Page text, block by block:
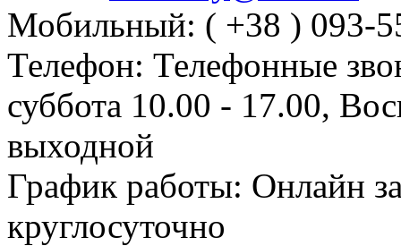
Мобильный: ( +38 ) 093-
Телефон: Телефонные
суббота 10.00 - 17.00,
выходной
График работы: Онлайн
круглосуточно